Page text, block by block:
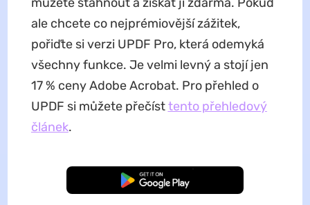
ale chcete co nejprémiovější zážitek,
pořiďte si verzi UPDF Pro, která odemyká
všechny funkce. Je velmi levný a stojí jen
17 % ceny Adobe Acrobat. Pro přehled o
UPDF si můžete přečísttento přehledový
článek.
Bezplatné stažení